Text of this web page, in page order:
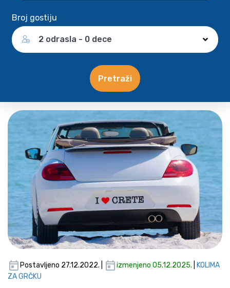
Broj gostiju
2 odrasla - 0 dece
Pretraži
Postavljeno 27.12.2022. | izmenjeno 05.12.2025.
KOLIMA
ZA GRČKU